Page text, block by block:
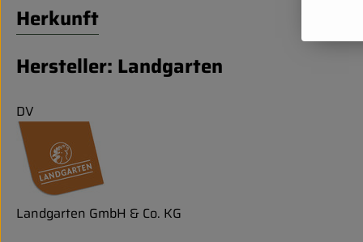
Herkunft
Hersteller: Landgarten
DV
Landgarten GmbH & Co. KG